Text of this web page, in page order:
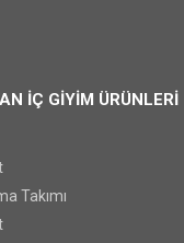
İÇ GİYİM ÜRÜNLERİ
Takımı